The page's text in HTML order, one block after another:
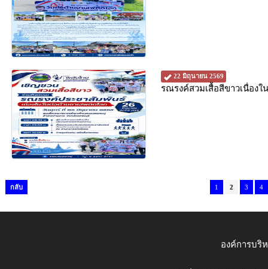
22 มิถุนายน 2569
รณรงค์สวมเสื้อสีขาวเนื่อง
กลับ 1 2 3 4
องค์การบริ